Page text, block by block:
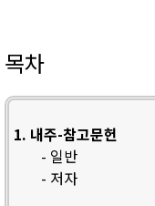
목차
1. 내주-참고문헌
- 일반
- 저자